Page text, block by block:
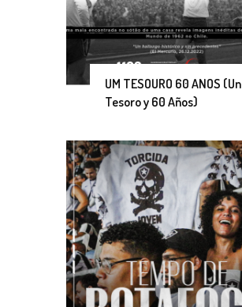
UM TESOURO 60 ANOS (Un
Tesoro y 60 Años)